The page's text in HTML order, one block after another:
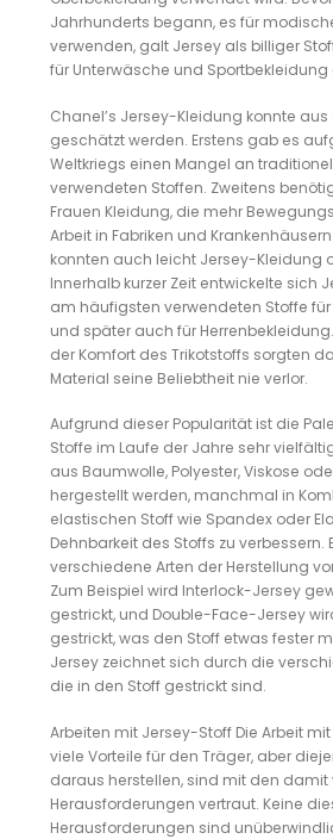
Jahrhunderts begann, es für
verwenden, galt Jersey als billiger
für Unterwäsche und
Chanel’s Jersey-Kleidung konnte aus
geschätzt werden. Erstens gab es
Weltkriegs einen Mangel an
verwendeten Stoffen. Zweitens
Frauen Kleidung, die mehr
Arbeit in Fabriken und
konnten auch leicht Jersey-Kleidung
Innerhalb kurzer Zeit entwickelte sich
am häufigsten verwendeten Stoffe
und später auch für
der Komfort des Trikotstoffs sorgten
Material seine Beliebtheit nie verlor.
Aufgrund dieser Popularität ist die
Stoffe im Laufe der Jahre sehr
aus Baumwolle, Polyester, Viskose
hergestellt werden, manchmal in
elastischen Stoff wie Spandex oder
Dehnbarkeit des Stoffs zu verbessern.
verschiedene Arten der Herstellung
Zum Beispiel wird Interlock-Jersey
gestrickt, und Double-Face-Jersey
gestrickt, was den Stoff etwas fester
Jersey zeichnet sich durch die
die in den Stoff gestrickt sind.
Arbeiten mit Jersey-Stoff Die Arbeit
viele Vorteile für den Träger, aber
daraus herstellen, sind mit den damit
Herausforderungen vertraut. Keine
Herausforderungen sind